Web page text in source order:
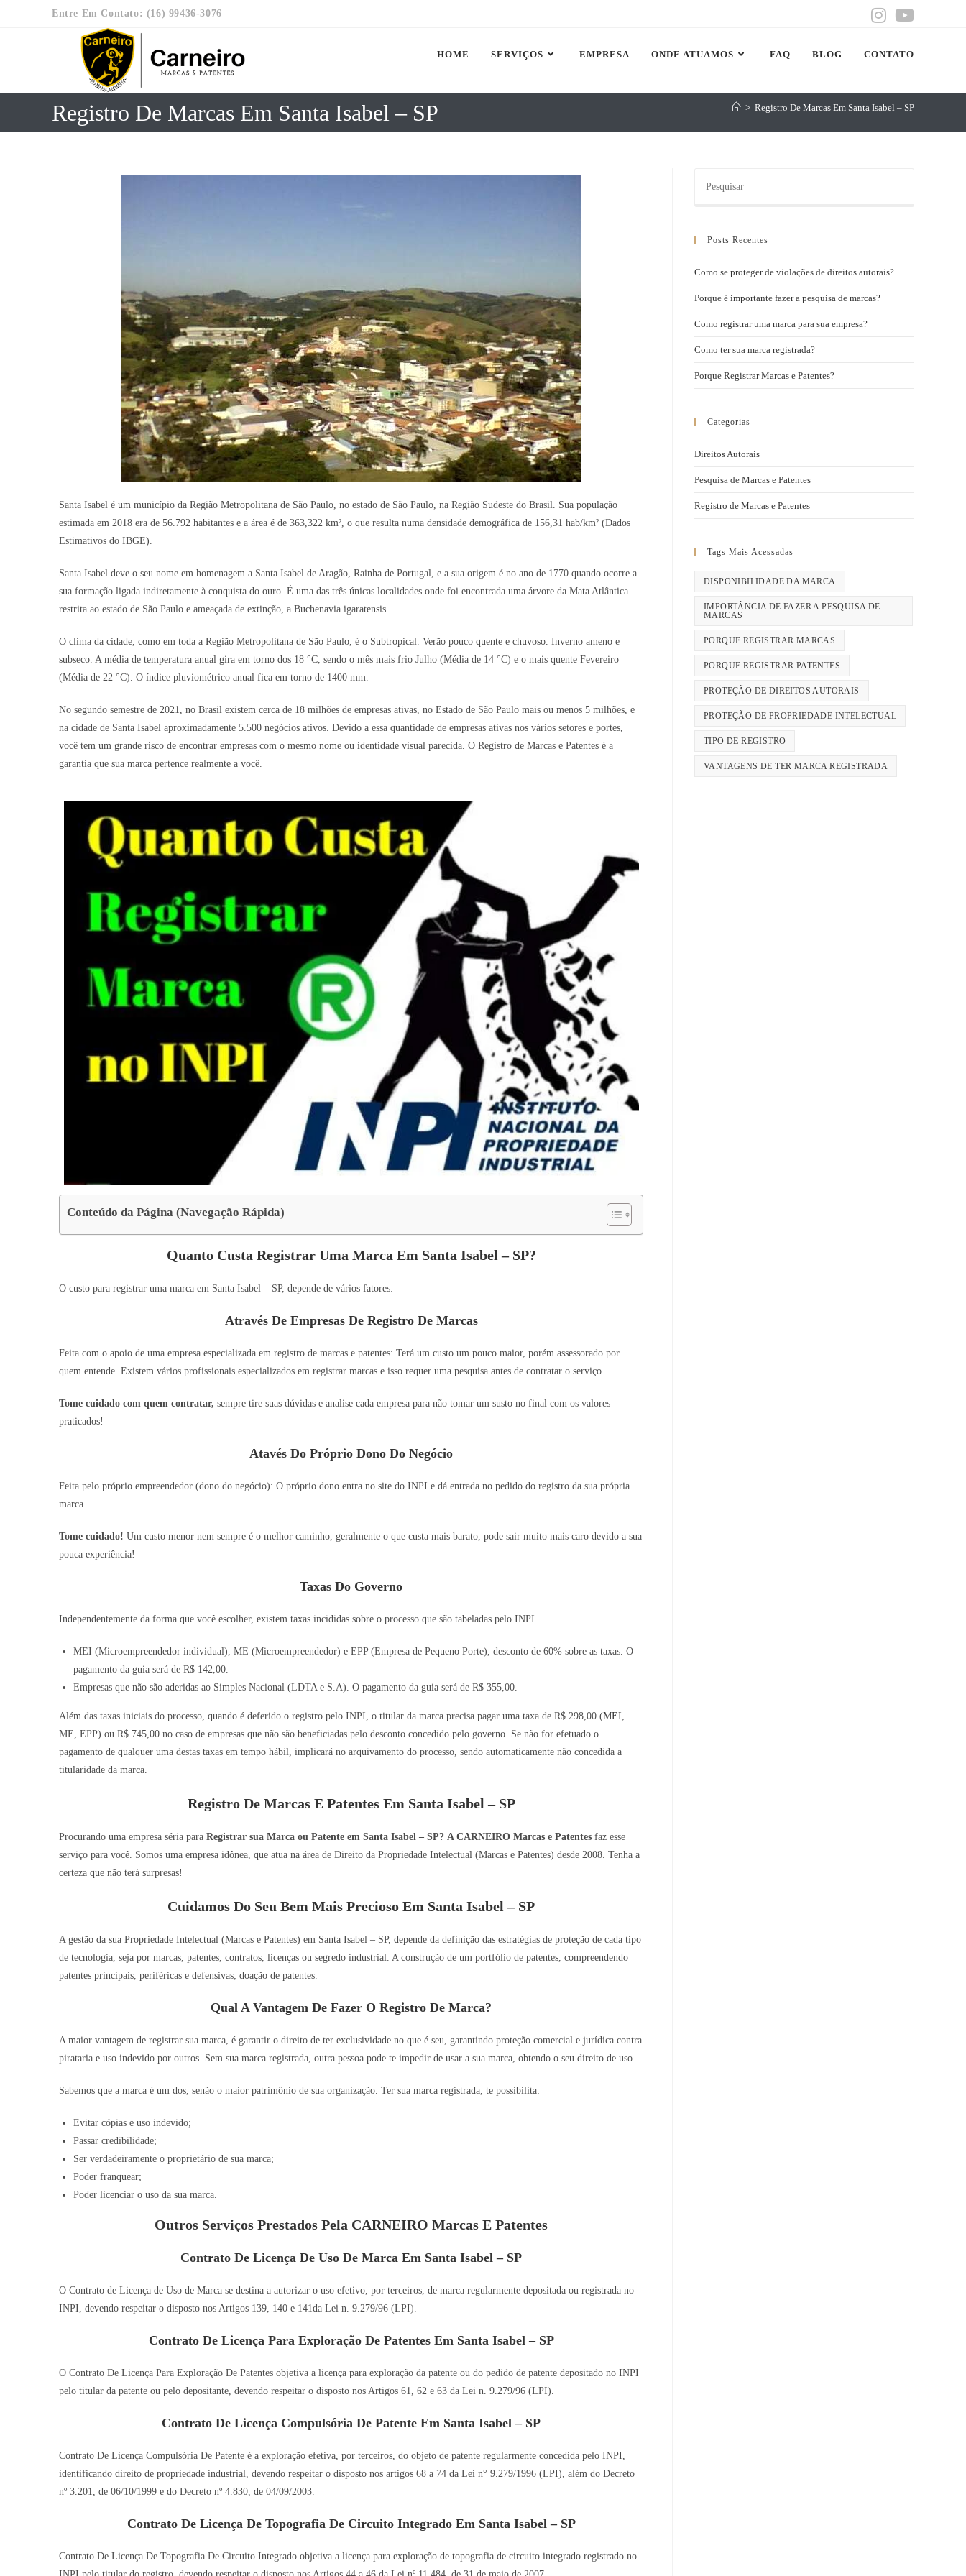
Entre Em Contato: (16) 99436-3076
HOME SERVIÇOS EMPRESA ONDE ATUAMOS FAQ BLOG CONTATO
Registro De Marcas Em Santa Isabel – SP > Registro De Marcas Em Santa Isabel – SP
Santa Isabel é um município da Região Metropolitana de São Paulo, no estado de São Paulo, na Região Sudeste do Brasil. Sua população
estimada em 2018 era de 56.792 habitantes e a área é de 363,322 km², o que resulta numa densidade demográfica de 156,31 hab/km² (Dados
Estimativos do IBGE).
Santa Isabel deve o seu nome em homenagem a Santa Isabel de Aragão, Rainha de Portugal, e a sua origem é no ano de 1770 quando ocorre a
sua formação ligada indiretamente à conquista do ouro. É uma das três únicas localidades onde foi encontrada uma árvore da Mata Atlântica
restrita ao estado de São Paulo e ameaçada de extinção, a Buchenavia igaratensis.
O clima da cidade, como em toda a Região Metropolitana de São Paulo, é o Subtropical. Verão pouco quente e chuvoso. Inverno ameno e
subseco. A média de temperatura anual gira em torno dos 18 °C, sendo o mês mais frio Julho (Média de 14 °C) e o mais quente Fevereiro
(Média de 22 °C). O índice pluviométrico anual fica em torno de 1400 mm.
No segundo semestre de 2021, no Brasil existem cerca de 18 milhões de empresas ativas, no Estado de São Paulo mais ou menos 5 milhões, e
na cidade de Santa Isabel aproximadamente 5.500 negócios ativos. Devido a essa quantidade de empresas ativas nos vários setores e portes,
você tem um grande risco de encontrar empresas com o mesmo nome ou identidade visual parecida. O Registro de Marcas e Patentes é a
garantia que sua marca pertence realmente a você.
Conteúdo da Página (Navegação Rápida)
Quanto Custa Registrar Uma Marca Em Santa Isabel – SP?
O custo para registrar uma marca em Santa Isabel – SP, depende de vários fatores:
Através De Empresas De Registro De Marcas
Feita com o apoio de uma empresa especializada em registro de marcas e patentes: Terá um custo um pouco maior, porém assessorado por
quem entende. Existem vários profissionais especializados em registrar marcas e isso requer uma pesquisa antes de contratar o serviço.
Tome cuidado com quem contratar, sempre tire suas dúvidas e analise cada empresa para não tomar um susto no final com os valores
praticados!
Atavés Do Próprio Dono Do Negócio
Feita pelo próprio empreendedor (dono do negócio): O próprio dono entra no site do INPI e dá entrada no pedido do registro da sua própria
marca.
Tome cuidado! Um custo menor nem sempre é o melhor caminho, geralmente o que custa mais barato, pode sair muito mais caro devido a sua
pouca experiência!
Taxas Do Governo
Independentemente da forma que você escolher, existem taxas incididas sobre o processo que são tabeladas pelo INPI.
MEI (Microempreendedor individual), ME (Microempreendedor) e EPP (Empresa de Pequeno Porte), desconto de 60% sobre as taxas. O
pagamento da guia será de R$ 142,00.
Empresas que não são aderidas ao Simples Nacional (LDTA e S.A). O pagamento da guia será de R$ 355,00.
Além das taxas iniciais do processo, quando é deferido o registro pelo INPI, o titular da marca precisa pagar uma taxa de R$ 298,00 (MEI
ME, EPP) ou R$ 745,00 no caso de empresas que não são beneficiadas pelo desconto concedido pelo governo. Se não for efetuado o
pagamento de qualquer uma destas taxas em tempo hábil, implicará no arquivamento do processo, sendo automaticamente não concedida a
titularidade da marca.
Registro De Marcas E Patentes Em Santa Isabel – SP
Procurando uma empresa séria para Registrar sua Marca ou Patente em Santa Isabel – SP? A CARNEIRO Marcas e Patentes faz esse
serviço para você. Somos uma empresa idônea, que atua na área de Direito da Propriedade Intelectual (Marcas e Patentes) desde 2008. Tenha a
certeza que não terá surpresas!
Cuidamos Do Seu Bem Mais Precioso Em Santa Isabel – SP
A gestão da sua Propriedade Intelectual (Marcas e Patentes) em Santa Isabel – SP, depende da definição das estratégias de proteção de cada tipo
de tecnologia, seja por marcas, patentes, contratos, licenças ou segredo industrial. A construção de um portfólio de patentes, compreendendo
patentes principais, periféricas e defensivas; doação de patentes.
Qual A Vantagem De Fazer O Registro De Marca?
A maior vantagem de registrar sua marca, é garantir o direito de ter exclusividade no que é seu, garantindo proteção comercial e jurídica contra
pirataria e uso indevido por outros. Sem sua marca registrada, outra pessoa pode te impedir de usar a sua marca, obtendo o seu direito de uso.
Sabemos que a marca é um dos, senão o maior patrimônio de sua organização. Ter sua marca registrada, te possibilita:
Evitar cópias e uso indevido;
Passar credibilidade;
Ser verdadeiramente o proprietário de sua marca;
Poder franquear;
Poder licenciar o uso da sua marca.
Outros Serviços Prestados Pela CARNEIRO Marcas E Patentes
Contrato De Licença De Uso De Marca Em Santa Isabel – SP
O Contrato de Licença de Uso de Marca se destina a autorizar o uso efetivo, por terceiros, de marca regularmente depositada ou registrada no
INPI, devendo respeitar o disposto nos Artigos 139, 140 e 141da Lei n. 9.279/96 (LPI).
Contrato De Licença Para Exploração De Patentes Em Santa Isabel – SP
O Contrato De Licença Para Exploração De Patentes objetiva a licença para exploração da patente ou do pedido de patente depositado no INPI
pelo titular da patente ou pelo depositante, devendo respeitar o disposto nos Artigos 61, 62 e 63 da Lei n. 9.279/96 (LPI).
Contrato De Licença Compulsória De Patente Em Santa Isabel – SP
Contrato De Licença Compulsória De Patente é a exploração efetiva, por terceiros, do objeto de patente regularmente concedida pelo INPI,
identificando direito de propriedade industrial, devendo respeitar o disposto nos artigos 68 a 74 da Lei n° 9.279/1996 (LPI), além do Decreto
nº 3.201, de 06/10/1999 e do Decreto nº 4.830, de 04/09/2003.
Contrato De Licença De Topografia De Circuito Integrado Em Santa Isabel – SP
Contrato De Licença De Topografia De Circuito Integrado objetiva a licença para exploração de topografia de circuito integrado registrado no
INPI pelo titular do registro, devendo respeitar o disposto nos Artigos 44 a 46 da Lei nº 11.484, de 31 de maio de 2007.
Posts Recentes
Como se proteger de violações de direitos autorais?
Porque é importante fazer a pesquisa de marcas?
Como registrar uma marca para sua empresa?
Como ter sua marca registrada?
Porque Registrar Marcas e Patentes?
Categorias
Direitos Autorais
Pesquisa de Marcas e Patentes
Registro de Marcas e Patentes
Tags Mais Acessadas
DISPONIBILIDADE DA MARCA
IMPORTÂNCIA DE FAZER A PESQUISA DE
MARCAS
PORQUE REGISTRAR MARCAS
PORQUE REGISTRAR PATENTES
PROTEÇÃO DE DIREITOS AUTORAIS
PROTEÇÃO DE PROPRIEDADE INTELECTUAL
TIPO DE REGISTRO
VANTAGENS DE TER MARCA REGISTRADA